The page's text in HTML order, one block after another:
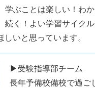
学ぶことは楽しい！わ
続く！よい学習サイク
いと思っています。
▶受験指導部チーム
長年予備校備校で過ご